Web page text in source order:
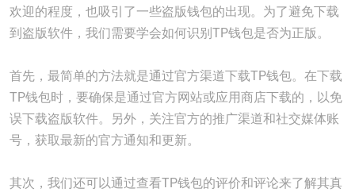
欢迎的程度，也吸引了一些盗版钱包的出现。为了避免下载
到盗版软件，我们需要学会如何识别TP钱包是否为正版。
首先，最简单的方法就是通过官方渠道下载TP钱包。在下载
TP钱包时，要确保是通过官方网站或应用商店下载的，以免
误下载盗版软件。另外，关注官方的推广渠道和社交媒体账
号，获取最新的官方通知和更新。
其次，我们还可以通过查看TP钱包的评价和评论来了解其真